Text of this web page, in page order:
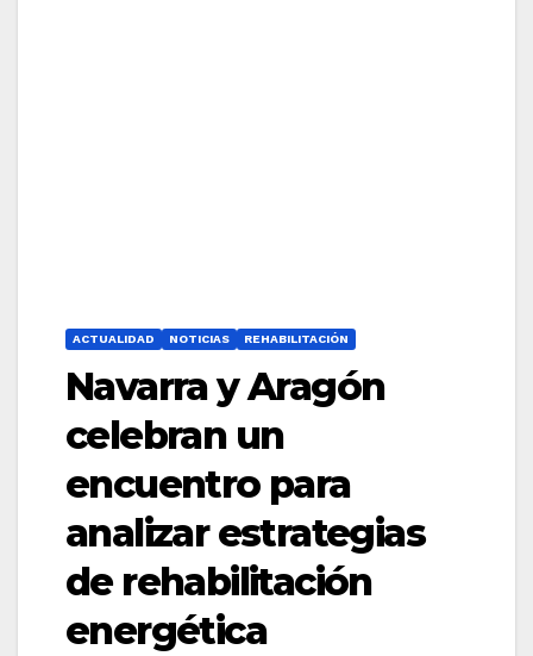
ACTUALIDAD NOTICIAS REHABILITACIÓN
Navarra y Aragón
celebran un
encuentro para
analizar estrategias
de rehabilitación
energética